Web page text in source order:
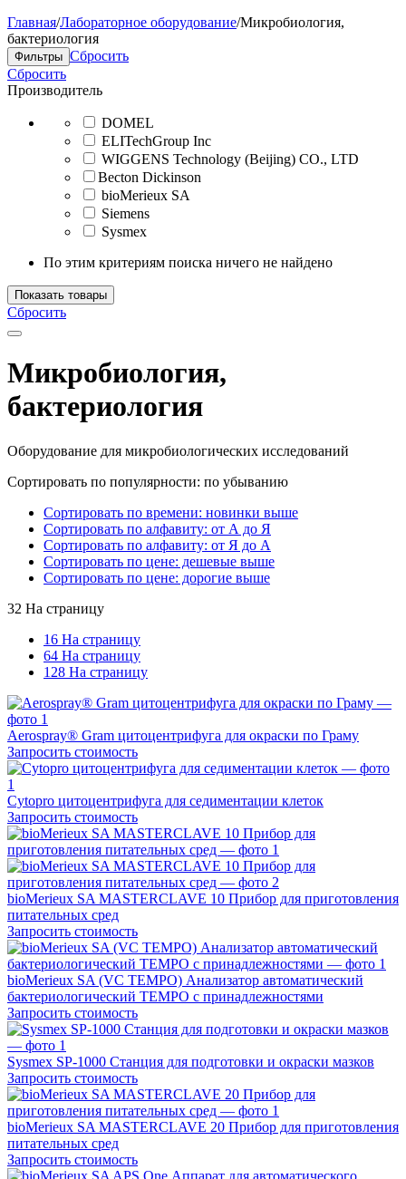
Главная/Лабораторное оборудование/Микробиология,
бактериология
Фильтры Сбросить
Сбросить
Производитель
DOMEL
ELITechGroup Inc
WIGGENS Technology (Beijing) CO., LTD
​Becton Dickinson
bioMerieux SA
Siemens
Sysmex
По этим критериям поиска ничего не найдено
Показать товары
Сбросить
Микробиология,
бактериология
Оборудование для микробиологических исследований
Сортировать по популярности: по убыванию
Сортировать по времени: новинки выше
Сортировать по алфавиту: от А до Я
Сортировать по алфавиту: от Я до А
Сортировать по цене: дешевые выше
Сортировать по цене: дорогие выше
32 На страницу
16 На страницу
64 На страницу
128 На страницу
Aerospray® Gram цитоцентрифуга для окраски по Граму
Запросить стоимость
Cytopro цитоцентрифуга для седиментации клеток
Запросить стоимость
bioMerieux SA MASTERCLAVE 10 Прибор для приготовления
питательных сред
Запросить стоимость
bioMerieux SA (VC TEMPO) Анализатор автоматический
бактериологический ТЕМРО с принадлежностями
Запросить стоимость
Sysmex SP-1000 Станция для подготовки и окраски мазков
Запросить стоимость
bioMerieux SA MASTERCLAVE 20 Прибор для приготовления
питательных сред
Запросить стоимость